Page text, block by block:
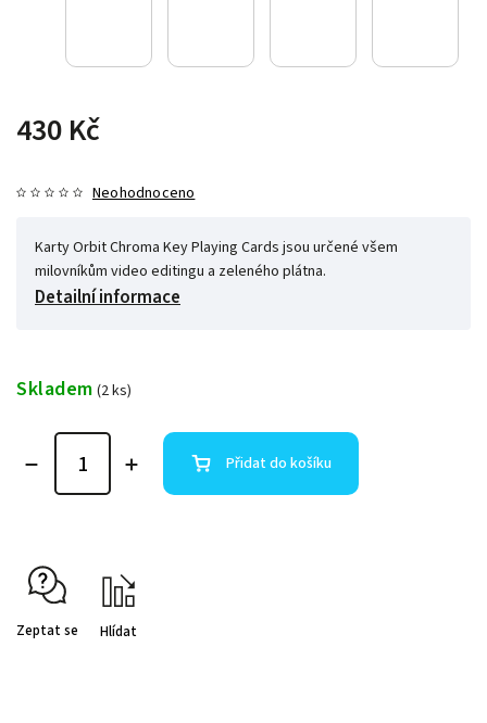
430 Kč
Neohodnoceno
Karty Orbit Chroma Key Playing Cards jsou určené všem
milovníkům video editingu a zeleného plátna.
Detailní informace
Skladem (2 ks)
Přidat do košíku
Zeptat se Hlídat